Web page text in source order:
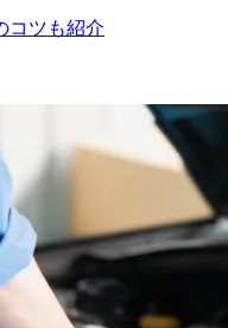
コツも紹介